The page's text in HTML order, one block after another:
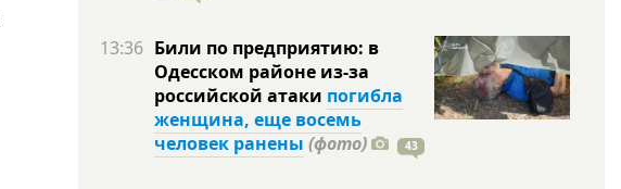
13:36 Били по предприятию: в
Одесском районе из-за
российской атаки погибла
женщина, еще восемь
человек ранены (фото) 43